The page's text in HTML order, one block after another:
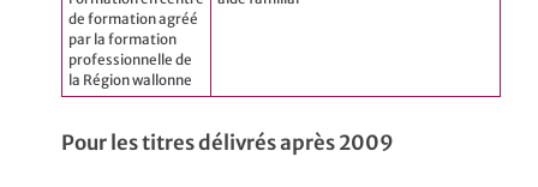
de formation agréé
par la formation
professionnelle de
la Région wallonne
Pour les titres délivrés après 2009